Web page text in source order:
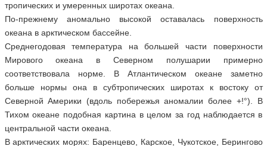
тропических и умеренных широтах океана.
По-прежнему аномально высокой оставалась поверхность
океана в арктическом бассейне.
Среднегодовая температура на большей части поверхности
Мирового океана в Северном полушарии примерно
соответствовала норме. В Атлантическом океане заметно
больше нормы она в субтропических широтах к востоку от
Северной Америки (вдоль побережья аномалии более +!°). В
Тихом океане подобная картина в целом за год наблюдается в
центральной части океана.
В арктических морях: Баренцево, Карское, Чукотское, Берингово